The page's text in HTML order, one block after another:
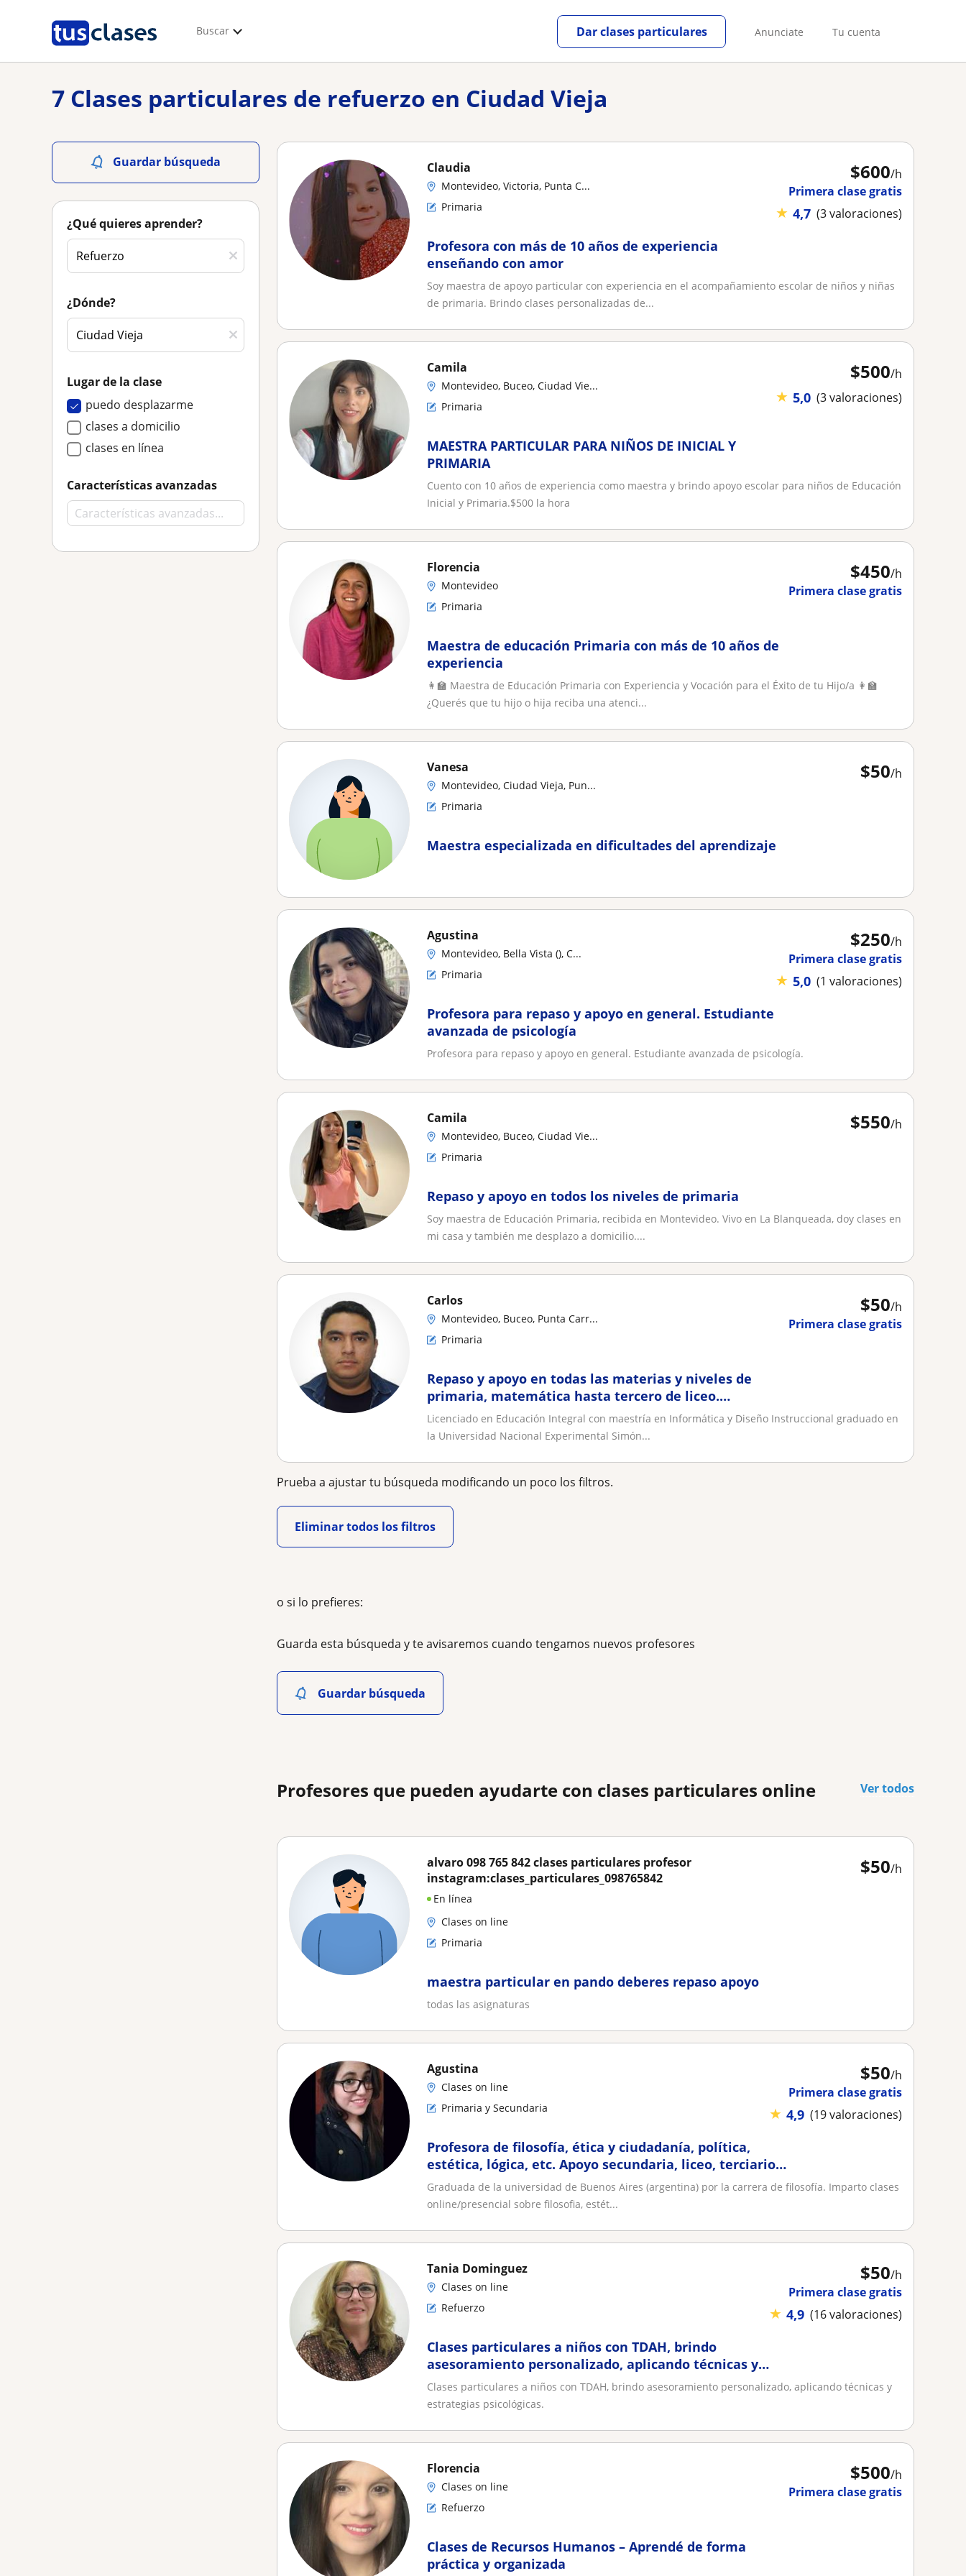
Buscar Anunciate Tu cuenta
Dar clases particulares
7 Clases particulares de refuerzo en Ciudad Vieja
Guardar búsqueda
¿Qué quieres aprender?
¿Dónde?
Lugar de la clase
puedo desplazarme
clases a domicilio
clases en línea
Características avanzadas
$600/h
Primera clase gratis
★ 4,7 (3 valoraciones)
Claudia
Montevideo, Victoria, Punta C...
Primaria
Profesora con más de 10 años de experiencia
enseñando con amor
Soy maestra de apoyo particular con experiencia en el acompañamiento escolar de niños y niñas
de primaria. Brindo clases personalizadas de...
$500/h
★ 5,0 (3 valoraciones)
Camila
Montevideo, Buceo, Ciudad Vie...
Primaria
MAESTRA PARTICULAR PARA NIÑOS DE INICIAL Y
PRIMARIA
Cuento con 10 años de experiencia como maestra y brindo apoyo escolar para niños de Educación
Inicial y Primaria.$500 la hora
$450/h
Primera clase gratis
Florencia
Montevideo
Primaria
Maestra de educación Primaria con más de 10 años de
experiencia
👩‍🏫 Maestra de Educación Primaria con Experiencia y Vocación para el Éxito de tu Hijo/a 👩‍🏫
¿Querés que tu hijo o hija reciba una atenci...
$50/h
Vanesa
Montevideo, Ciudad Vieja, Pun...
Primaria
Maestra especializada en dificultades del aprendizaje
$250/h
Primera clase gratis
★ 5,0 (1 valoraciones)
Agustina
Montevideo, Bella Vista (), C...
Primaria
Profesora para repaso y apoyo en general. Estudiante
avanzada de psicología
Profesora para repaso y apoyo en general. Estudiante avanzada de psicología.
$550/h
Camila
Montevideo, Buceo, Ciudad Vie...
Primaria
Repaso y apoyo en todos los niveles de primaria
Soy maestra de Educación Primaria, recibida en Montevideo. Vivo en La Blanqueada, doy clases en
mi casa y también me desplazo a domicilio....
$50/h
Primera clase gratis
Carlos
Montevideo, Buceo, Punta Carr...
Primaria
Repaso y apoyo en todas las materias y niveles de
primaria, matemática hasta tercero de liceo.
Lectoescritura
Licenciado en Educación Integral con maestría en Informática y Diseño Instruccional graduado en
la Universidad Nacional Experimental Simón...
Prueba a ajustar tu búsqueda modificando un poco los filtros.
Eliminar todos los filtros
o si lo prefieres:
Guarda esta búsqueda y te avisaremos cuando tengamos nuevos profesores
Guardar búsqueda
Profesores que pueden ayudarte con clases particulares online Ver todos
$50/h
alvaro 098 765 842 clases particulares profesor
instagram:clases_particulares_098765842
En línea
Clases on line
Primaria
maestra particular en pando deberes repaso apoyo
todas las asignaturas
$50/h
Primera clase gratis
★ 4,9 (19 valoraciones)
Agustina
Clases on line
Primaria y Secundaria
Profesora de filosofía, ética y ciudadanía, política,
estética, lógica, etc. Apoyo secundaria, liceo, terciario
universitario
Graduada de la universidad de Buenos Aires (argentina) por la carrera de filosofía. Imparto clases
online/presencial sobre filosofia, estét...
$50/h
Primera clase gratis
★ 4,9 (16 valoraciones)
Tania Dominguez
Clases on line
Refuerzo
Clases particulares a niños con TDAH, brindo
asesoramiento personalizado, aplicando técnicas y
estrategias psicológicas
Clases particulares a niños con TDAH, brindo asesoramiento personalizado, aplicando técnicas y
estrategias psicológicas.
$500/h
Primera clase gratis
Florencia
Clases on line
Refuerzo
Clases de Recursos Humanos – Aprendé de forma
práctica y organizada